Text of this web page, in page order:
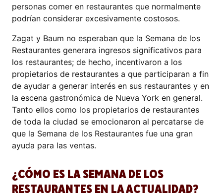
personas comer en restaurantes que normalmente
podrían considerar excesivamente costosos.
Zagat y Baum no esperaban que la Semana de los
Restaurantes generara ingresos significativos para
los restaurantes; de hecho, incentivaron a los
propietarios de restaurantes a que participaran a fin
de ayudar a generar interés en sus restaurantes y en
la escena gastronómica de Nueva York en general.
Tanto ellos como los propietarios de restaurantes
de toda la ciudad se emocionaron al percatarse de
que la Semana de los Restaurantes fue una gran
ayuda para las ventas.
¿CÓMO ES LA SEMANA DE LOS
RESTAURANTES EN LA ACTUALIDAD?